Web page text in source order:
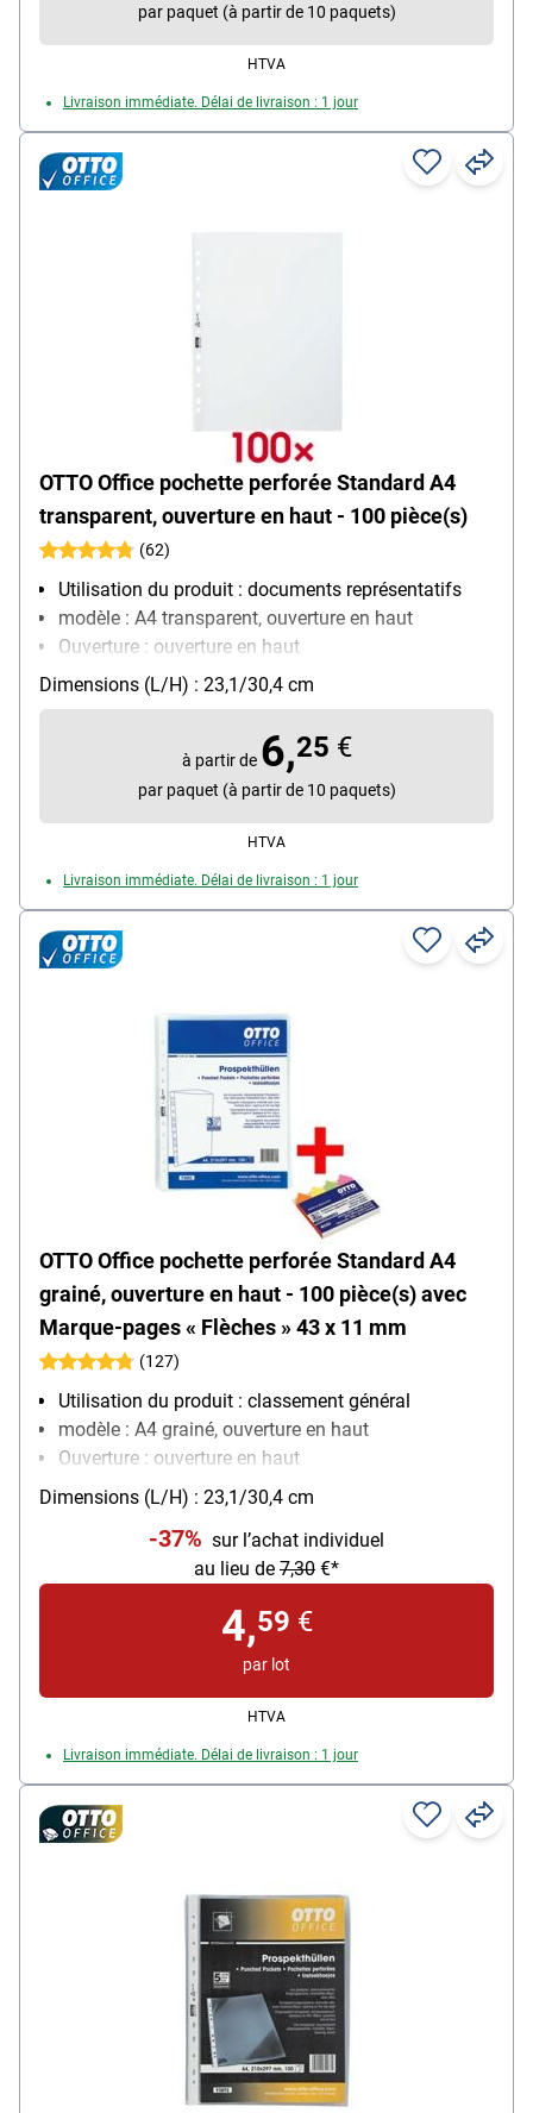
par paquet (à partir de 10 paquets)
HTVA
Livraison immédiate. Délai de livraison : 1 jour
OTTO Office pochette perforée Standard A4
transparent, ouverture en haut - 100 pièce(s)
(62)
Utilisation du produit : documents représentatifs
modèle : A4 transparent, ouverture en haut
Ouverture : ouverture en haut
Équipement : convient aux documents officiels,
renforcement des trous
Matière : film de polypropylène, 0,06 mm
Contenu par paquet : 100 pièce(s)
Dimensions (L/H) : 23,1/30,4 cm
à partir de 6,25 €
par paquet (à partir de 10 paquets)
HTVA
Livraison immédiate. Délai de livraison : 1 jour
OTTO Office pochette perforée Standard A4
grainé, ouverture en haut - 100 pièce(s) avec
Marque-pages « Flèches » 43 x 11 mm
(127)
Utilisation du produit : classement général
modèle : A4 grainé, ouverture en haut
Ouverture : ouverture en haut
Équipement : convient aux documents officiels,
renforcement des trous
Matière : film de polypropylène, 0,06 mm
Contenu par paquet : 100 pièce(s)
Dimensions (L/H) : 23,1/30,4 cm
-37% sur l’achat individuel
au lieu de 7,30 €*
4,59 €
par lot
HTVA
Livraison immédiate. Délai de livraison : 1 jour